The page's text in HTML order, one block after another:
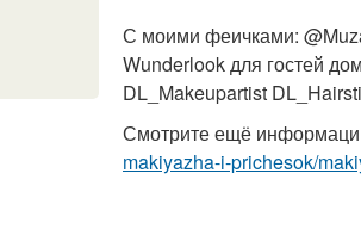
С моими феичками:
Wunderlook для гостей
DL_Makeupartist
Смотрите ещё
makiyazha-i-prichesok/